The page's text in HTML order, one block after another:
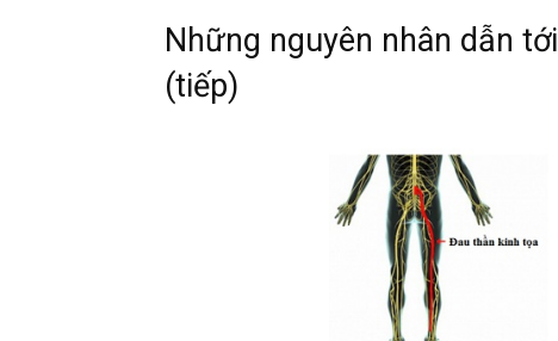
Những nguyên nhân dẫn tới
(tiếp)